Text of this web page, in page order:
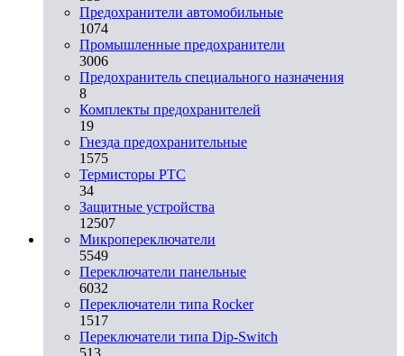
Предохранители автомобильные
1074
Промышленные предохранители
3006
Предохранитель специального назначения
8
Комплекты предохранителей
19
Гнезда предохранительные
1575
Термисторы PTC
34
Защитные устройства
12507
Микропереключатели
5549
Переключатели панельные
6032
Переключатели типа Rocker
1517
Переключатели типа Dip-Switch
513